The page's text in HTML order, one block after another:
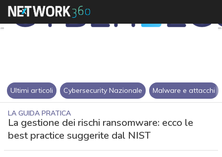
Ultimi articoli Cybersecurity Nazionale Malware e attacchi
LA GUIDA PRATICA
La gestione dei rischi ransomware: ecco le
best practice suggerite dal NIST